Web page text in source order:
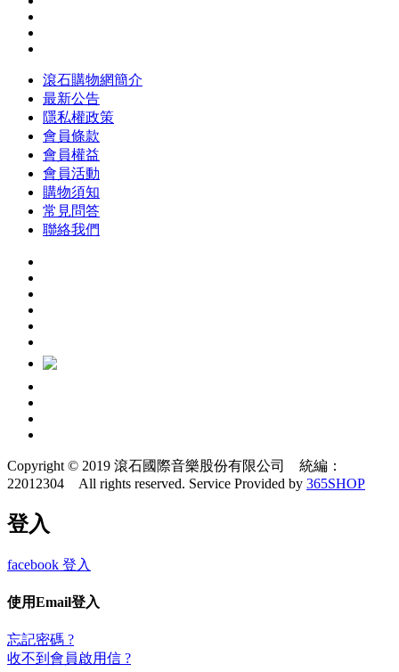
滾石購物網簡介
最新公告
隱私權政策
會員條款
會員權益
會員活動
購物須知
常見問答
聯絡我們
Copyright © 2019 滾石國際音樂股份有限公司 統編：
22012304 All rights reserved. Service Provided by 365SHOP
登入
facebook 登入
使用Email登入
忘記密碼 ?
收不到會員啟用信 ?